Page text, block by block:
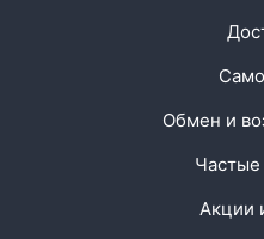
Обмен и
Акции